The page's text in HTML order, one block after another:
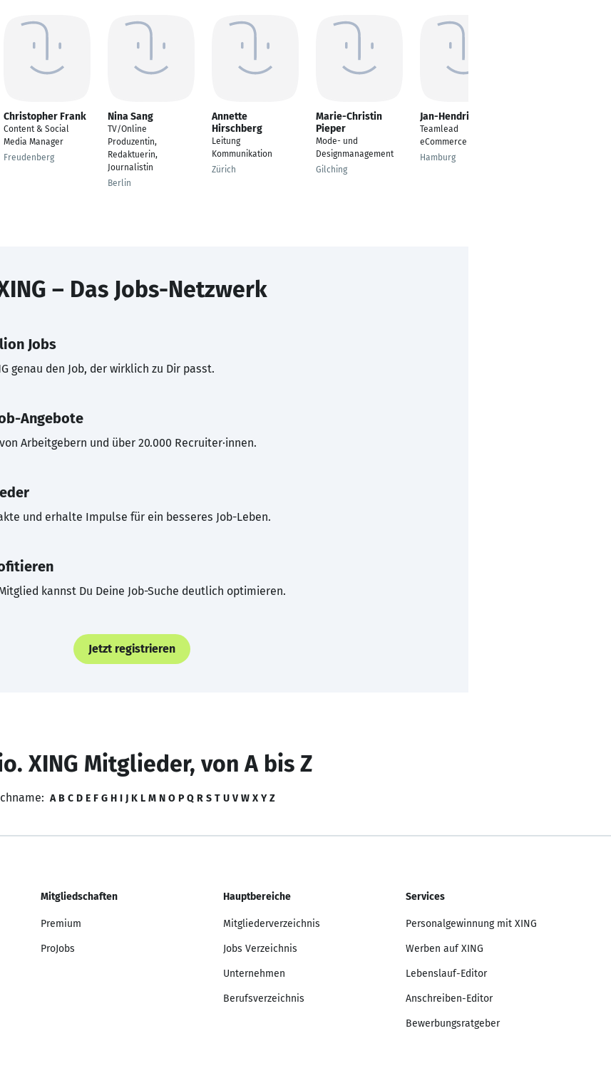
Christopher Frank
Content & Social
Media Manager
Freudenberg
Nina Sang
TV/Online
Produzentin,
Redaktuerin,
Journalistin
Berlin
Annette
Hirschberg
Leitung
Kommunikation
Zürich
Marie-Christin
Pieper
Mode- und
Designmanagement
Gilching
Jan-Hendrik Bartel
Teamlead
eCommerce
Hamburg
– Das Jobs-Netzwerk
Jobs
genau den Job, der wirklich zu Dir passt.
Angebote
Arbeitgebern und über 20.000 Recruiter·innen.
und erhalte Impulse für ein besseres Job-Leben.
kannst Du Deine Job-Suche deutlich optimieren.
Jetzt registrieren
XING Mitglieder, von A bis Z
A B C D E F G H I J K L M N O P Q R S T U V W X Y Z
Mitgliedschaften
Premium
ProJobs
Hauptbereiche
Mitgliederverzeichnis
Jobs Verzeichnis
Unternehmen
Berufsverzeichnis
Services
Personalgewinnung mit XING
Werben auf XING
Lebenslauf-Editor
Anschreiben-Editor
Bewerbungsratgeber